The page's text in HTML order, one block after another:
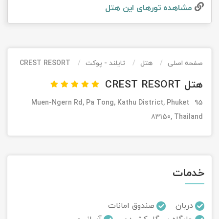
مشاهده تور‌های این هتل
صفحه اصلی هتل تایلند - پوکت CREST RESORT
هتل CREST RESORT
95 Muen-Ngern Rd, Pa Tong, Kathu District, Phuket
83150, Thailand
خدمات
دربان
صندوق امانات
تور کویر کاراکال
تور کویر مصر
تور کویر ابوزیدآباد
تور گلستان
تور کیش از ساری
اقساطی
تور کیش از بندرعباس
اقساطی
تور قزاقستان اقساطی
تور زیارتی اقساطی